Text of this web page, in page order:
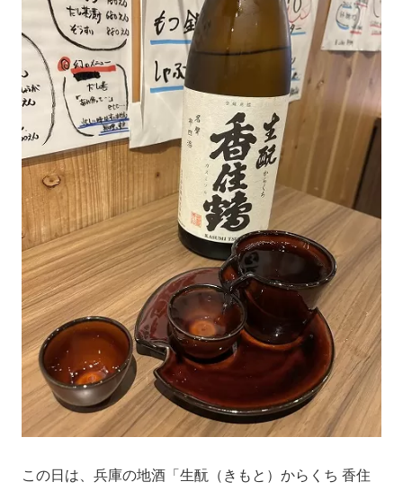
この日は、兵庫の地酒「生酛（きもと）からくち 香住